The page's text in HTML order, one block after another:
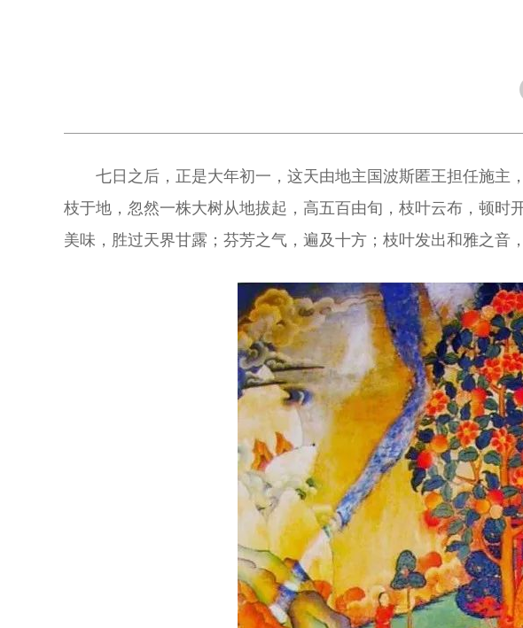
七日之后，正是大年初一，这天由地主国波斯匿王担任施
枝于地，忽然一株大树从地拔起，高五百由旬，枝叶云布，顿
美味，胜过天界甘露；芬芳之气，遍及十方；枝叶发出和雅之音